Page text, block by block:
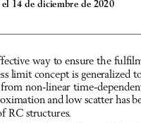
14 de diciembre de 2020
way to ensure the
limit concept is generalized
non-linear time-
and low scatter has
RC structures.